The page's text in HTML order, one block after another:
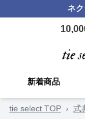
ネク
新着商品
tie select TOP › 式